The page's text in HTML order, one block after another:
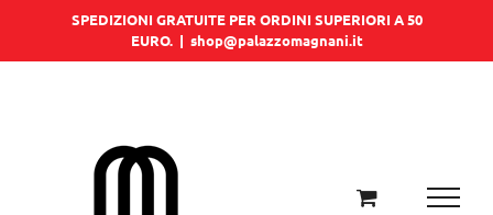
SPEDIZIONI GRATUITE PER ORDINI SUPERIORI A 50
EURO. | shop@palazzomagnani.it